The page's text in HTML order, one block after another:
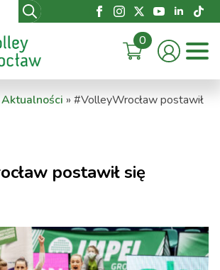
Search
for:
0
Aktualności » #VolleyWrocław postawił
postawił się